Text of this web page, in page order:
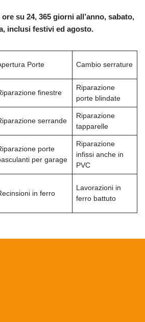
su 24, 365 giorni all’anno, sabato,
inclusi festivi ed agosto.
Porte Cambio serrature
finestre
Riparazione
porte blindate
serrande
Riparazione
tapparelle
porte
per garage
Riparazione
infissi anche in
PVC
in ferro
Lavorazioni in
ferro battuto